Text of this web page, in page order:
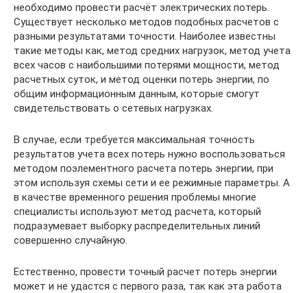
необходимо провести расчёт электрических потерь.
Существует несколько методов подобных расчетов с
разными результатами точности. Наиболее известны
такие методы как, метод средних нагрузок, метод учета
всех часов с наибольшими потерями мощности, метод
расчетных суток, и метод оценки потерь энергии, по
общим информационным данным, которые смогут
свидетельствовать о сетевых нагрузках.
В случае, если требуется максимальная точность
результатов учета всех потерь нужно воспользоваться
методом поэлементного расчета потерь энергии, при
этом используя схемы сети и ее режимные параметры. А
в качестве временного решения проблемы многие
специалисты используют метод расчета, который
подразумевает выборку распределительных линий
совершенно случайную.
Естественно, провести точный расчет потерь энергии
может и не удастся с первого раза, так как эта работа